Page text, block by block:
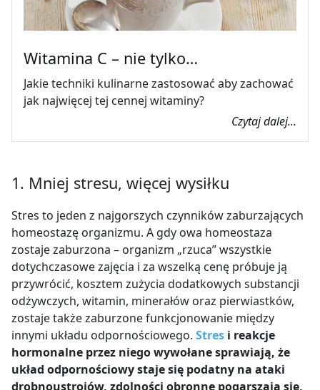
Witamina C – nie tylko…
Jakie techniki kulinarne zastosować aby zachować
jak najwięcej tej cennej witaminy?
Czytaj dalej...
1. Mniej stresu, więcej wysiłku
Stres to jeden z najgorszych czynników zaburzających
homeostazę organizmu. A gdy owa homeostaza
zostaje zaburzona – organizm „rzuca” wszystkie
dotychczasowe zajęcia i za wszelką cenę próbuje ją
przywrócić, kosztem zużycia dodatkowych substancji
odżywczych, witamin, minerałów oraz pierwiastków,
zostaje także zaburzone funkcjonowanie między
innymi układu odpornościowego. Stres i reakcje
hormonalne przez niego wywołane sprawiają, że
układ odpornościowy staje się podatny na ataki
drobnoustrojów, zdolności obronne pogarszają się,